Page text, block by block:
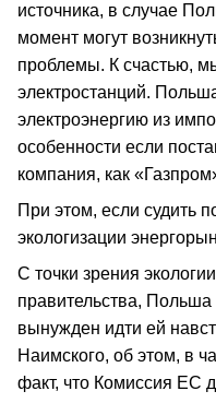
источника, в случае
момент могут
проблемы. К счастью,
электростанций.
электроэнергию из
особенности если
компания, как
При этом, если судить
экологизации
С точки зрения
правительства,
вынужден идти ей
Наимского, об этом, в
факт, что Комиссия ЕС